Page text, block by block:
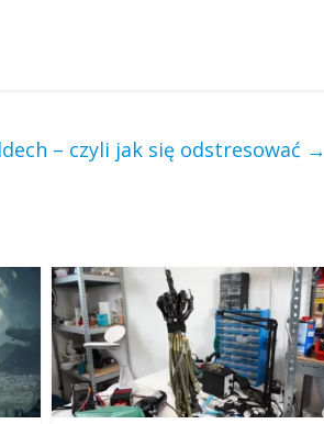
– czyli jak się odstresować →